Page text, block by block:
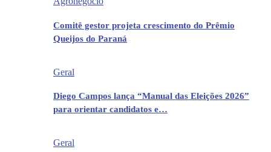
Comitê gestor projeta crescimento do Prêmio
Queijos do Paraná
Geral
Diego Campos lança “Manual das Eleições 2026”
para orientar candidatos e…
Geral